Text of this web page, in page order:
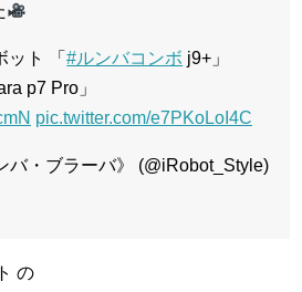
ット 「#ルンバコンボ j9+」
p7 Pro」
pic.twitter.com/e7PKoLoI4C
・ブラーバ》 (@iRobot_Style)
の